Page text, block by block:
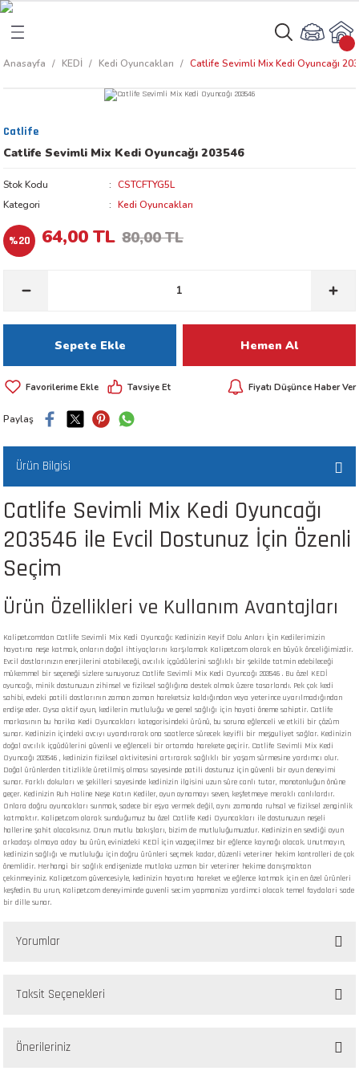
Ürünleri
Ürünleri
ve Kafesleri
Anasayfa KEDİ Kedi Oyuncakları Catlife Sevimli Mix Kedi Oyuncağı
Catlife
Catlife Sevimli Mix Kedi Oyuncağı 203546
Stok Kodu
CSTCFTYG5L
Kategori
Kedi Oyuncakları
%20 64,00 TL 80,00 TL
Sepete Ekle Hemen Al
Tavsiye Et Fiyatı Düşünce Haber Ver
Paylaş
Ürün Bilgisi
Catlife Sevimli Mix Kedi Oyuncağı
203546 ile Evcil Dostunuz İçin Özenli
Seçim
Ürün Özellikleri ve Kullanım Avantajları
Kalipet.com'dan Catlife Sevimli Mix Kedi Oyuncağı: Kedinizin Keyif Dolu Anları İçin Kedilerimizin
hayatına neşe katmak, onların doğal ihtiyaçlarını karşılamak Kalipet.com olarak en büyük önceliğimizdir.
Evcil dostlarınızın enerjilerini atabileceği, avcılık içgüdülerini sağlıklı bir şekilde tatmin edebileceği
mükemmel bir seçeneği sizlere sunuyoruz: Catlife Sevimli Mix Kedi Oyuncağı 203546 . Bu özel KEDİ
oyuncağı, minik dostunuzun zihinsel ve fiziksel sağlığına destek olmak üzere tasarlandı. Pek çok kedi
sahibi, evdeki patili dostlarının zaman zaman hareketsiz kaldığından veya yeterince uyarılmadığından
endişe eder. Oysa aktif oyun, kedilerin mutluluğu ve genel sağlığı için hayati öneme sahiptir. Catlife
markasının bu harika Kedi Oyuncakları kategorisindeki ürünü, bu soruna eğlenceli ve etkili bir çözüm
sunar. Kedinizin içindeki avcıyı uyandırarak ona saatlerce sürecek keyifli bir meşguliyet sağlar. Kedinizin
doğal avcılık içgüdülerini güvenli ve eğlenceli bir ortamda harekete geçirir. Catlife Sevimli Mix Kedi
Oyuncağı 203546 , kedinizin fiziksel aktivitesini artırarak sağlıklı bir yaşam sürmesine yardımcı olur.
Doğal ürünlerden titizlikle üretilmiş olması sayesinde patili dostunuz için güvenli bir oyun deneyimi
sunar. Farklı dokuları ve şekilleri sayesinde kedinizin ilgisini uzun süre canlı tutar, monotonluğun önüne
geçer. Kedinizin Ruh Haline Neşe Katın Kediler, oyun oynamayı seven, keşfetmeye meraklı canlılardır.
Onlara doğru oyuncakları sunmak, sadece bir eşya vermek değil, aynı zamanda ruhsal ve fiziksel zenginlik
katmaktır. Kalipet.com olarak sunduğumuz bu özel Catlife Kedi Oyuncakları ile dostunuzun neşeli
hallerine şahit olacaksınız. Onun mutlu bakışları, bizim de mutluluğumuzdur. Kedinizin en sevdiği oyun
arkadaşı olmaya aday bu ürün, evinizdeki KEDİ için vazgeçilmez bir eğlence kaynağı olacak. Unutmayın,
kedinizin sağlığı ve mutluluğu için doğru ürünleri seçmek kadar, düzenli veteriner hekim kontrolleri de çok
önemlidir. Herhangi bir sağlık endişenizde mutlaka uzman bir veteriner hekime danışmaktan
çekinmeyiniz. Kalipet.com güvencesiyle, kedinizin hayatına hareket ve eğlence katmak için en özel ürünleri
keşfedin. Bu urun, Kalipet.com deneyiminde guvenli secim yapmaniza yardimci olacak temel faydalari sade
bir dille sunar.
Yorumlar
Taksit Seçenekleri
Önerileriniz